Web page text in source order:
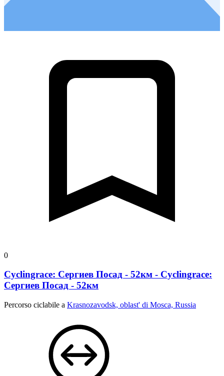
0
Cyclingrace: Сергиев Посад - 52км - Cyclingrace:
Сергиев Посад - 52км
Percorso ciclabile a Krasnozavodsk, oblast' di Mosca, Russia